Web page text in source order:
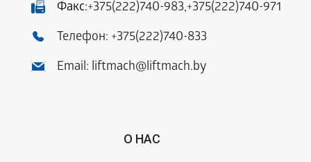
Факс:+375(222)740-983,+375(222)740-971
Телефон: +375(222)740-833
Email: liftmach@liftmach.by
О НАС